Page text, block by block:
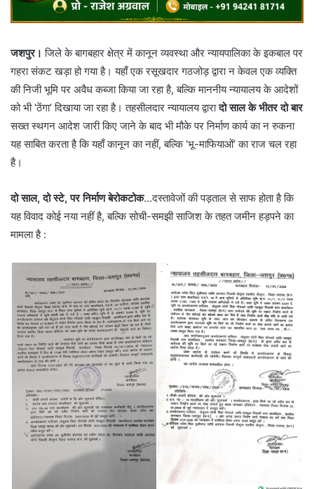
जशपुर। जिले के बागबहार क्षेत्र में कानून व्यवस्था और न्यायपालिका के इकबाल पर
गहरा संकट खड़ा हो गया है। यहाँ एक रसूखदार गठजोड़ द्वारा न केवल एक व्यक्ति
की निजी भूमि पर अवैध कब्जा किया जा रहा है, बल्कि माननीय न्यायालय के आदेशों
को भी ‘ठेंगा’ दिखाया जा रहा है। तहसीलदार न्यायालय द्वारादो साल के भीतर दो बार
सख्त स्थगन आदेश जारी किए जाने के बाद भी मौके पर निर्माण कार्य का न रुकना
यह साबित करता है कि यहाँ कानून का नहीं, बल्कि ‘भू-माफियाओं’ का राज चल रहा
है।
दो साल, दो स्टे, पर निर्माण बेरोकटोक…दस्तावेजों की पड़ताल से साफ होता है कि
यह विवाद कोई नया नहीं है, बल्कि सोची-समझी साजिश के तहत जमीन हड़पने का
मामला है :